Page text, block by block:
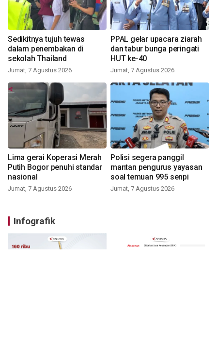
Sedikitnya tujuh tewas
dalam penembakan di
sekolah Thailand
Jumat, 7 Agustus 2026
PPAL gelar upacara ziarah
dan tabur bunga peringati
HUT ke-40
Jumat, 7 Agustus 2026
Lima gerai Koperasi Merah
Putih Bogor penuhi standar
nasional
Jumat, 7 Agustus 2026
Polisi segera panggil
mantan pengurus yayasan
soal temuan 995 senpi
Jumat, 7 Agustus 2026
Infografik